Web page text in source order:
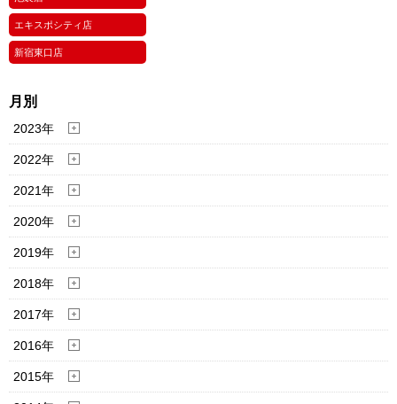
エキスポシティ店
新宿東口店
月別
2023年
2022年
2021年
2020年
2019年
2018年
2017年
2016年
2015年